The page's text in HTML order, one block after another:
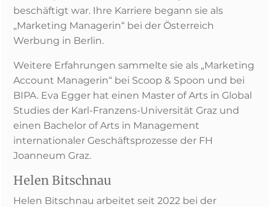
beschäftigt war. Ihre Karriere begann sie als
„Marketing Managerin“ bei der Österreich
Werbung in Berlin.
Weitere Erfahrungen sammelte sie als „Marketing
Account Managerin“ bei Scoop & Spoon und bei
BIPA. Eva Egger hat einen Master of Arts in Global
Studies der Karl-Franzens-Universität Graz und
einen Bachelor of Arts in Management
internationaler Geschäftsprozesse der FH
Joanneum Graz.
Helen Bitschnau
Helen Bitschnau arbeitet seit 2022 bei der